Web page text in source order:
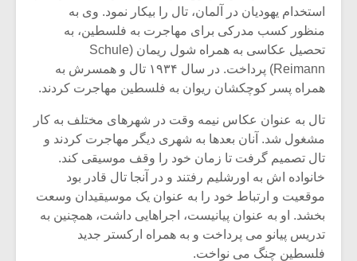
استخدام یهودیان در آلمان، تال را بیکار نمود. وی به
منظور کسب مدرکی برای مهاجرت به فلسطین، به
تحصیل عکاسی به همراه شول ریمان (Schule
Reimann) پرداخت. در سال ۱۹۳۴ تال و همسرش به
همراه پسر کوچکشان ریوان به فلسطین مهاجرت کردند.
تال به عنوان عکاس نیمه وقت در شهرهای مختلف به کار
مشغول شد. آنان بعدها به شهری دیگر مهاجرت کردند و
تال تصمیم گرفت تا زمان خود را وقف موسیقی کند.
خانواده اش به اورشلیم رفتند و در آنجا تال قادر بود
موقعیت و ارتباط خود را به عنوان یک موسیقیدان وسعت
بخشد. او به عنوان پیانیست، اجراهایی داشت، همچنین به
تدریس پیانو می پرداخت و به همراه ارکستر جدید
فلسطین چنگ می نواخت.
یادداشتی بر موسیقی
متن فیلم «متری
شیش و نیم»
اگر نمی توانی
مشهورترین باشی،
بدنام ترین باش
موسیقی